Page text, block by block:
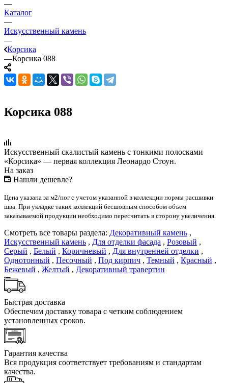
—
Каталог
—
Искусственный камень
—
Корсика
—Корсика 088
Корсика 088
Искусственный скалистый камень с тонкими полосками
«Корсика» — первая коллекция Леонардо Стоун.
На заказ
Нашли дешевле?
Цена указана за м2/пог с учетом указанной в коллекции нормы расшивки
шва. При укладке таких коллекций бесшовным способом объем
заказываемой продукции необходимо пересчитать в сторону увеличения.
Смотреть все товары раздела: Декоративный камень ,
Искусственный камень , Для отделки фасада , Розовый ,
Серый , Белый , Коричневый , Для внутренней отделки ,
Однотонный , Песочный , Под кирпич , Темный , Красный ,
Бежевый , Желтый , Декоративный травертин
Быстрая доставка
Обеспечим доставку товара с четким соблюдением
установленных сроков.
Гарантия качества
Вся продукция соответствует требованиям и стандартам
качества.